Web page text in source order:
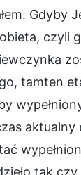
Gdyby
czyli
tamten
aktualny
tak